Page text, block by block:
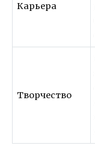
Карьера
Творчество